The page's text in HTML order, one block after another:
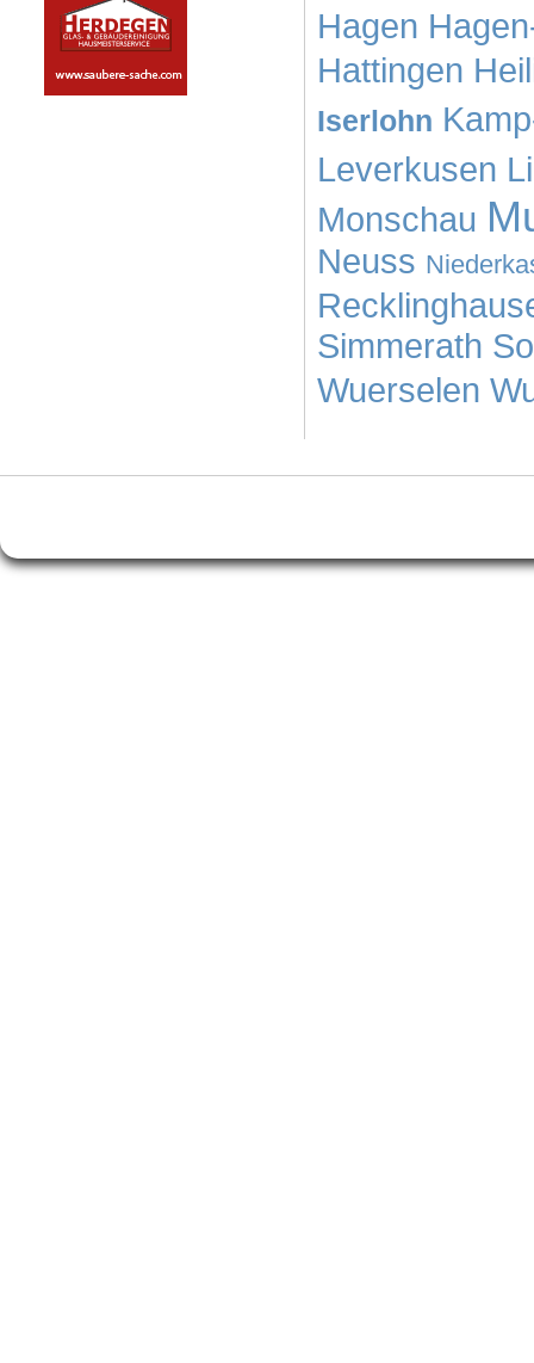
Hagen
Hattingen
Iserlohn
Leverkusen
Monschau
Neuss
Simmerath
Wuerselen